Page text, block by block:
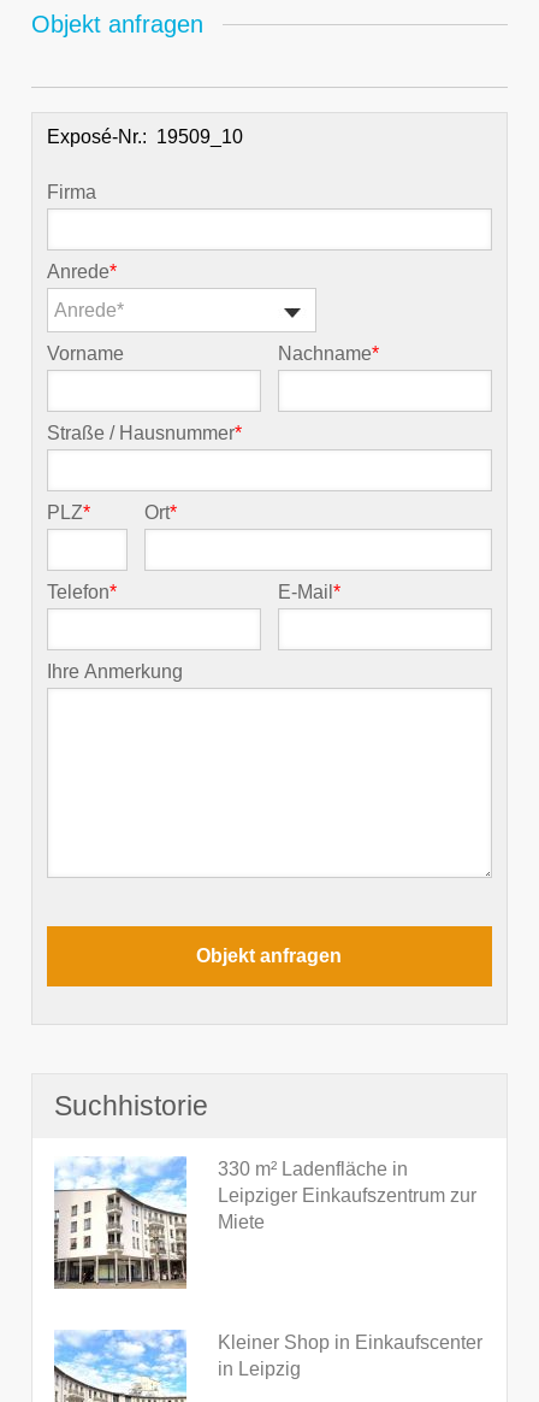
Objekt anfragen
Exposé-Nr.:
Firma
Anrede*
Anrede*
Vorname Nachname*
Straße / Hausnummer*
PLZ* Ort*
Telefon* E-Mail*
Ihre Anmerkung
Suchhistorie
330 m² Ladenfläche in
Leipziger Einkaufszentrum zur
Miete
Kleiner Shop in Einkaufscenter
in Leipzig